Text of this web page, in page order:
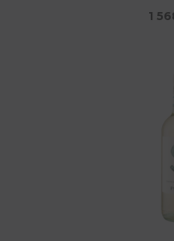
1